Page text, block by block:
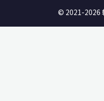
© 2021-2026